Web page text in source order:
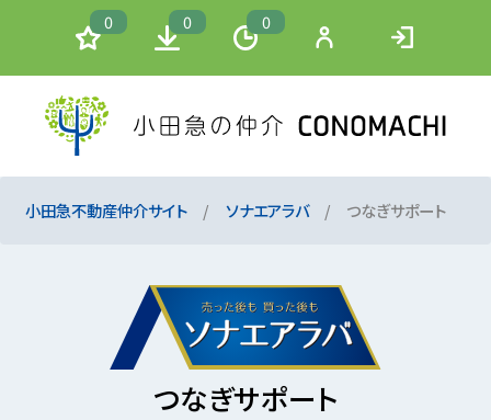
0 0 0
小田急不動産仲介サイト ソナエアラバ つなぎサポート
つなぎサポート